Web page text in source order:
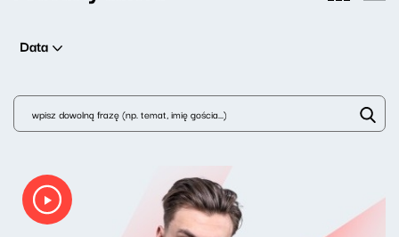
Data